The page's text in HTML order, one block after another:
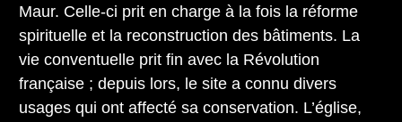
Maur. Celle-ci prit en charge à la fois la réforme
spirituelle et la reconstruction des bâtiments. La
vie conventuelle prit fin avec la Révolution
française ; depuis lors, le site a connu divers
usages qui ont affecté sa conservation. L’église,